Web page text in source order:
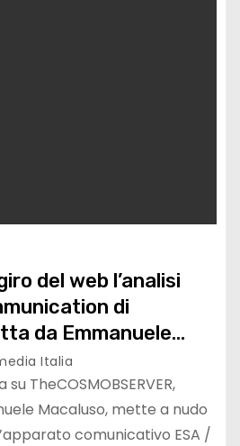
del web l’analisi
di
da Emmanuele
Italia
TheCOSMOBSERVER,
Macaluso, mette a nudo
comunicativo ESA /